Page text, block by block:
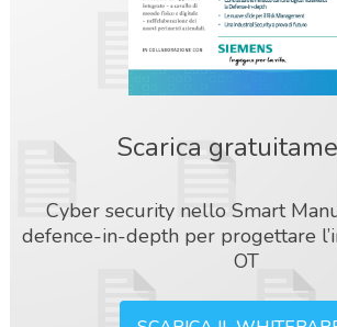
Scarica
Cyber security nello Smart
defence-in-depth per progettare
OT